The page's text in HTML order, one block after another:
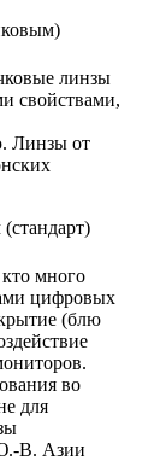
линзы
свойствами,
Линзы от
много
цифровых
(блю
во
для
В. Азии